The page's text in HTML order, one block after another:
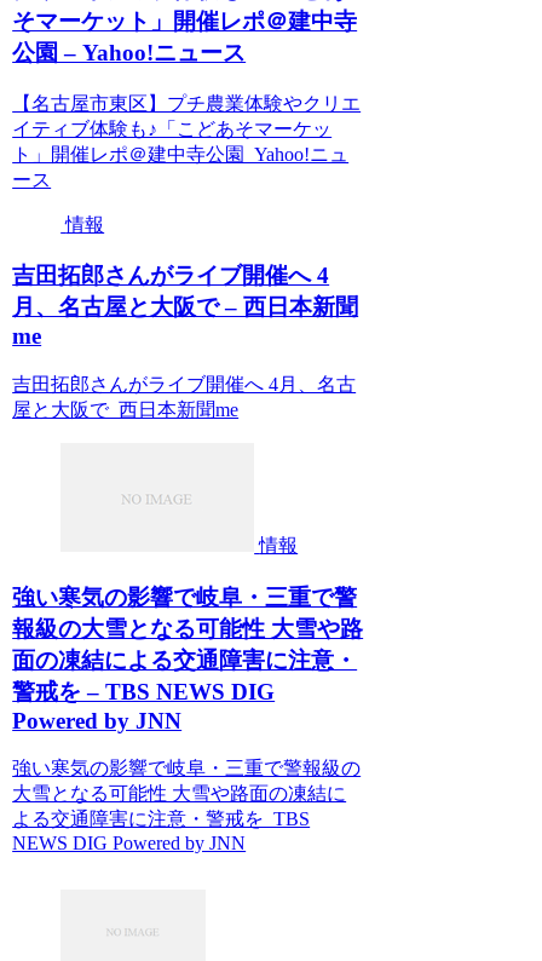
そマーケット」開催レポ＠建中寺
公園 – Yahoo!ニュース
【名古屋市東区】プチ農業体験やクリエ
イティブ体験も♪「こどあそマーケッ
ト」開催レポ＠建中寺公園 Yahoo!ニュ
ース
情報
吉田拓郎さんがライブ開催へ 4
月、名古屋と大阪で – 西日本新聞
me
吉田拓郎さんがライブ開催へ 4月、名古
屋と大阪で 西日本新聞me
情報
強い寒気の影響で岐阜・三重で警
報級の大雪となる可能性 大雪や路
面の凍結による交通障害に注意・
警戒を – TBS NEWS DIG
Powered by JNN
強い寒気の影響で岐阜・三重で警報級の
大雪となる可能性 大雪や路面の凍結に
よる交通障害に注意・警戒を TBS
NEWS DIG Powered by JNN